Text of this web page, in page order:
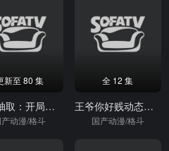
新至 80 集
无限抽取：开局核平修仙世界动态漫画
产动漫/格斗
全 12 集
王爷你好贱动态漫画
国产动漫/格斗